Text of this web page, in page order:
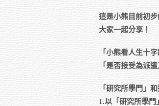
這是小熊目前初
大家一起分享！
「小熊看人生十
「是否接受為派
「研究所學門」
1.以「研究所學門